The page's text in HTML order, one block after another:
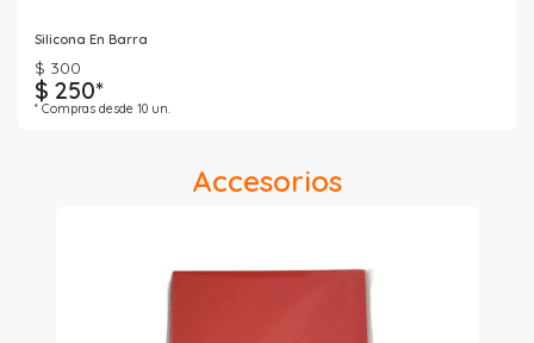
Silicona En Barra
$ 300
$ 250*
* Compras desde 10 un.
Accesorios